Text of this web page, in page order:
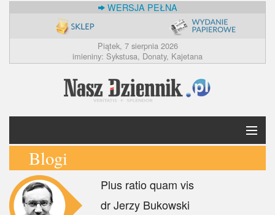
WERSJA PEŁNA
Piątek, 7 sierpnia 2026
imieniny: Sykstusa, Donaty, Kajetana
Krótko
Polska
Blogi
Plus ratio quam vis
dr Jerzy Bukowski